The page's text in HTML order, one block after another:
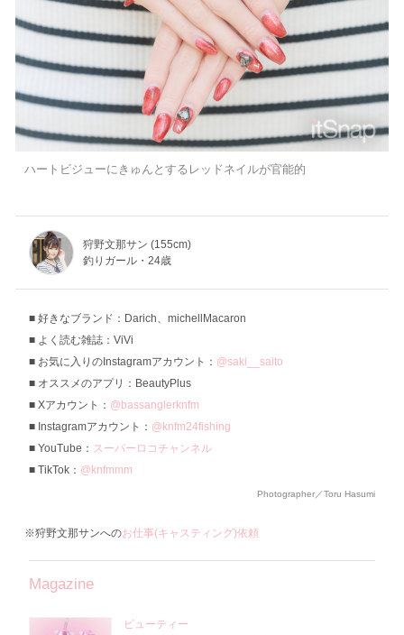
ハートビジューにきゅんとするレッドネイルが官能的
狩野文那サン (155cm)
釣りガール・24歳
好きなブランド：Darich、michellMacaron
よく読む雑誌：ViVi
お気に入りのInstagramアカウント： @saki__saito
オススメのアプリ：BeautyPlus
Xアカウント： @bassanglerknfm
Instagramアカウント： @knfm24fishing
YouTube： スーパーロコチャンネル
TikTok： @knfmmm
Photographer／Toru Hasumi
※狩野文那サンへのお仕事(キャスティング)依頼
Magazine
ビューティー